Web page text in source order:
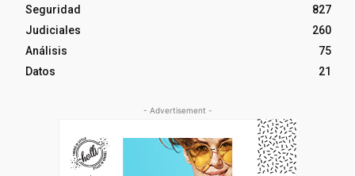
Seguridad
827
Judiciales
260
Análisis
75
Datos
21
- Advertisement -